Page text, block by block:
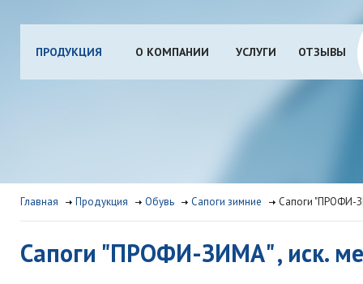
ПРОДУКЦИЯ О КОМПАНИИ УСЛУГИ ОТЗЫВЫ
Главная Продукция Обувь Сапоги зимние Сапоги "ПРОФИ-
Сапоги "ПРОФИ-ЗИМА" , иск.